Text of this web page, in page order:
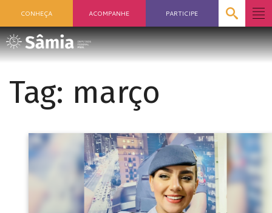
CONHEÇA ACOMPANHE PARTICIPE
Tag: março